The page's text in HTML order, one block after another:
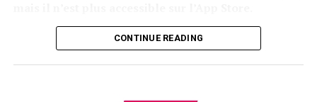
Retour de TikTok : Une Absence
Persistante sur l’App Store
CONTINUE READING